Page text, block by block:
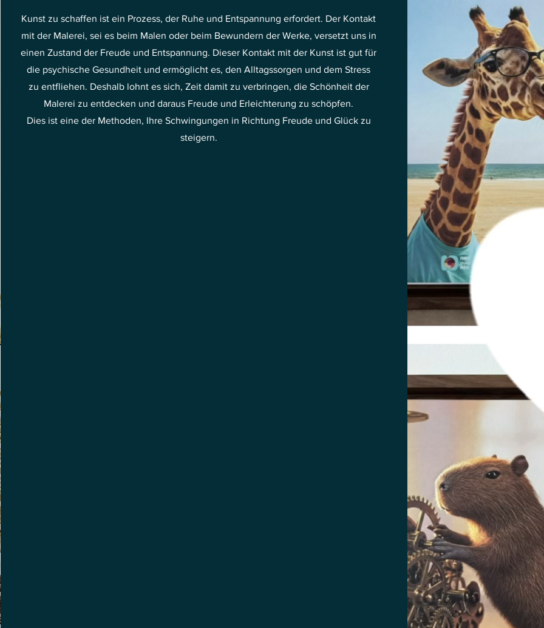
Kunst zu schaffen ist ein Prozess, der Ruhe und Entspannung erfordert. Der Kontakt
mit der Malerei, sei es beim Malen oder beim Bewundern der Werke, versetzt uns in
einen Zustand der Freude und Entspannung. Dieser Kontakt mit der Kunst ist gut für
die psychische Gesundheit und ermöglicht es, den Alltagssorgen und dem Stress
zu entfliehen. Deshalb lohnt es sich, Zeit damit zu verbringen, die Schönheit der
Malerei zu entdecken und daraus Freude und Erleichterung zu schöpfen.
Dies ist eine der Methoden, Ihre Schwingungen in Richtung Freude und Glück zu
steigern.